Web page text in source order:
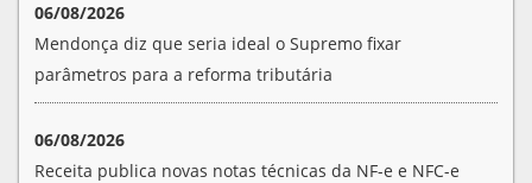
06/08/2026
Mendonça diz que seria ideal o Supremo fixar
parâmetros para a reforma tributária
06/08/2026
Receita publica novas notas técnicas da NF-e e NFC-e